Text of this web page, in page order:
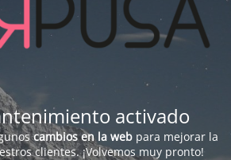
activado
cambios en la web para mejorar la
clientes. ¡Volvemos muy pronto!